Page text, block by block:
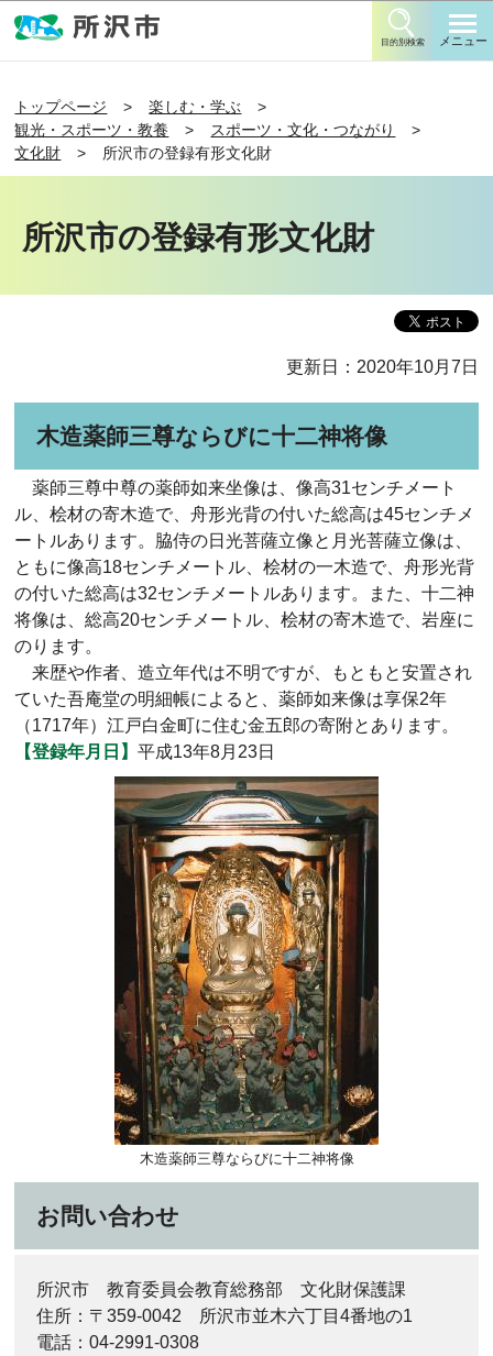
目的別検索 メニュー
トップページ
楽しむ・学ぶ
観光・スポーツ・教養
スポーツ・文化・つながり
文化財
所沢市の登録有形文化財
所沢市の登録有形文化財
更新日：2020年10月7日
木造薬師三尊ならびに十二神将像
薬師三尊中尊の薬師如来坐像は、像高31センチメート
ル、桧材の寄木造で、舟形光背の付いた総高は45センチメ
ートルあります。脇侍の日光菩薩立像と月光菩薩立像は、
ともに像高18センチメートル、桧材の一木造で、舟形光背
の付いた総高は32センチメートルあります。また、十二神
将像は、総高20センチメートル、桧材の寄木造で、岩座に
のります。
来歴や作者、造立年代は不明ですが、もともと安置され
ていた吾庵堂の明細帳によると、薬師如来像は享保2年
（1717年）江戸白金町に住む金五郎の寄附とあります。
【登録年月日】平成13年8月23日
木造薬師三尊ならびに十二神将像
お問い合わせ
所沢市 教育委員会教育総務部 文化財保護課
住所：〒359-0042 所沢市並木六丁目4番地の1
電話：04-2991-0308